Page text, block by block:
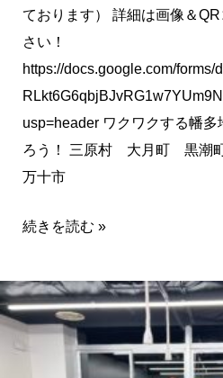
ております） 詳細は画像＆
さい！
https://docs.google.com/forms/
usp=header ワクワクする幡多
ろう！ 三原村 大月町 黒
万十市
続きを読む »
ま
ち
の